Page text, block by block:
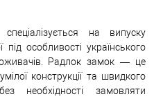
на випуску
під особливості українського
Радлок замок — це
конструкції та швидкого
необхідності замовляти